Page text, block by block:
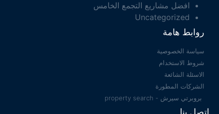
افضل مشاريع التجمع الخامس
Uncategorized
روابط هامة
سياسة الخصوصية
شروط الاستخدام
الاسئلة الشائعة
الشركات المطورة
بروبرتي سيرش - property search
اتصل بنا